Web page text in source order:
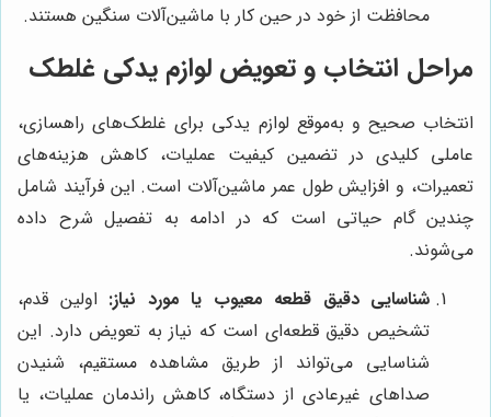
محافظت از خود در حین کار با ماشین‌آلات سنگین هستند.
مراحل انتخاب و تعویض لوازم یدکی غلطک
انتخاب صحیح و به‌موقع لوازم یدکی برای غلطک‌های راهسازی،
عاملی کلیدی در تضمین کیفیت عملیات، کاهش هزینه‌های
تعمیرات، و افزایش طول عمر ماشین‌آلات است. این فرآیند شامل
چندین گام حیاتی است که در ادامه به تفصیل شرح داده
می‌شوند.
شناسایی دقیق قطعه معیوب یا مورد نیاز: اولین قدم،
تشخیص دقیق قطعه‌ای است که نیاز به تعویض دارد. این
شناسایی می‌تواند از طریق مشاهده مستقیم، شنیدن
صداهای غیرعادی از دستگاه، کاهش راندمان عملیات، یا